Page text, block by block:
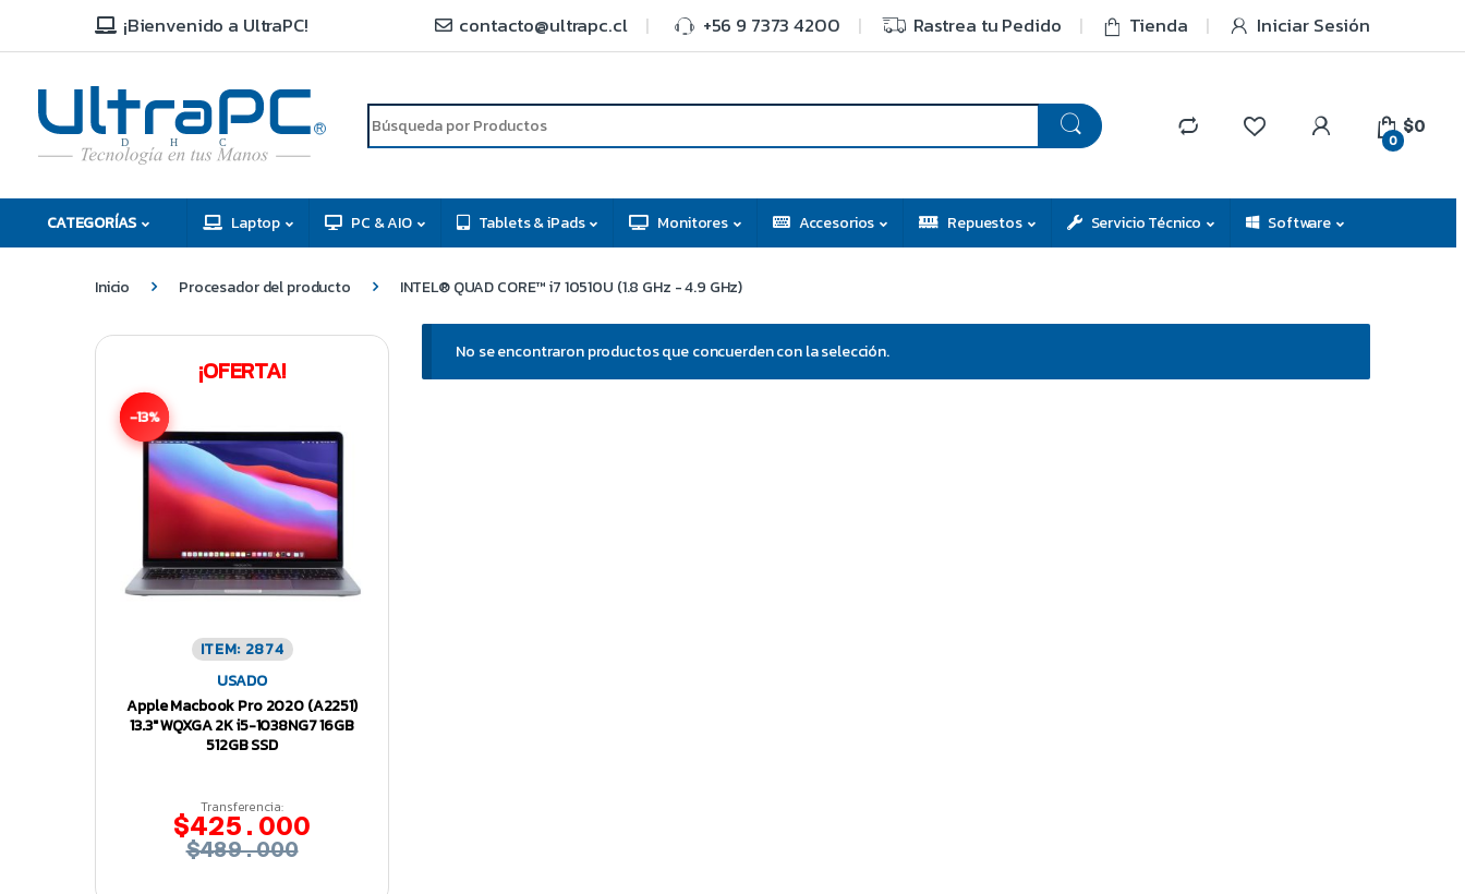
¡Bienvenido a UltraPC! contacto@ultrapc.cl +56 9 7373 4200 Rastrea tu Pedido Tienda Iniciar Sesión
C
H
D
R
0
$0
CATEGORÍAS Laptop PC & AIO Tablets & iPads Monitores Accesorios Repuestos Servicio Técnico Software
Inicio Procesador del producto INTEL® QUAD CORE™ i7 10510U (1.8 GHz - 4.9 GHz)
No se encontraron productos que concuerden con la selección.
¡OFERTA!
-13%
ITEM: 2874
USADO
Apple Macbook Pro 2020 (A2251)
13.3″ WQXGA 2K i5-1038NG7 16GB
512GB SSD
Transferencia:
$425.000
$489.000